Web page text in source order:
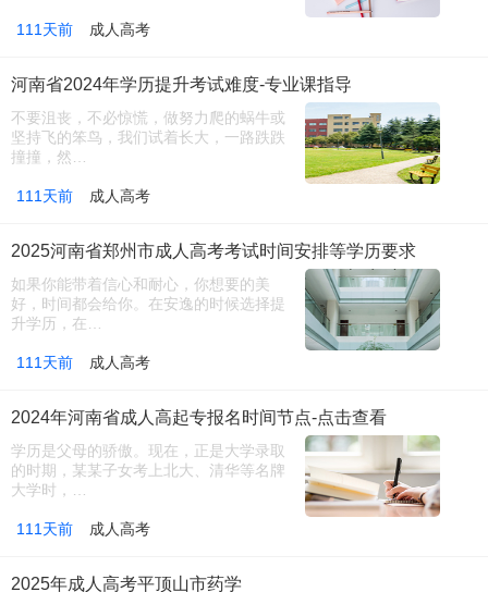
111天前 成人高考
河南省2024年学历提升考试难度-专业课指导
不要沮丧，不必惊慌，做努力爬的蜗牛或
坚持飞的笨鸟，我们试着长大，一路跌跌
撞撞，然…
111天前 成人高考
2025河南省郑州市成人高考考试时间安排等学历要求
如果你能带着信心和耐心，你想要的美
好，时间都会给你。在安逸的时候选择提
升学历，在…
111天前 成人高考
2024年河南省成人高起专报名时间节点-点击查看
学历是父母的骄傲。现在，正是大学录取
的时期，某某子女考上北大、清华等名牌
大学时，…
111天前 成人高考
2025年成人高考平顶山市药学